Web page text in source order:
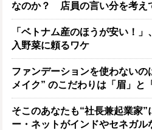
なのか？ 店員の言い分を考え
「ベトナム産のほうが安い！
入野菜に頼るワケ
ファンデーションを使わない
メイク” のこだわりは「眉」と
そこのあなたも“社長兼起業家
ー・ネットがインドやセネガル